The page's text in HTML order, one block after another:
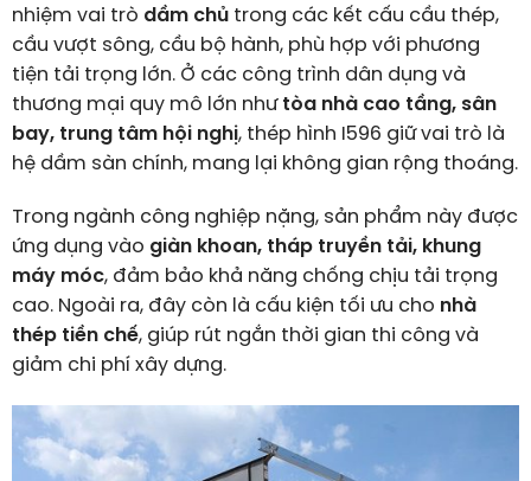
nhiệm vai trò dầm chủtrong các kết cấu cầu thép,
cầu vượt sông, cầu bộ hành, phù hợp với phương
tiện tải trọng lớn. Ở các công trình dân dụng và
thương mại quy mô lớn như tòa nhà cao tầng, sân
bay, trung tâm hội nghị, thép hình I596 giữ vai trò là
hệ dầm sàn chính, mang lại không gian rộng thoáng.
Trong ngành công nghiệp nặng, sản phẩm này được
ứng dụng vào giàn khoan, tháp truyền tải, khung
máy móc, đảm bảo khả năng chống chịu tải trọng
cao. Ngoài ra, đây còn là cấu kiện tối ưu cho nhà
thép tiền chế, giúp rút ngắn thời gian thi công và
giảm chi phí xây dựng.